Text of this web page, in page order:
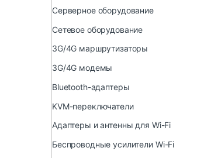
Серверное оборудование
Сетевое оборудование
3G/4G маршрутизаторы
3G/4G модемы
Bluetooth-адаптеры
KVM-переключатели
Адаптеры и антенны для Wi-Fi
Беспроводные усилители Wi-Fi